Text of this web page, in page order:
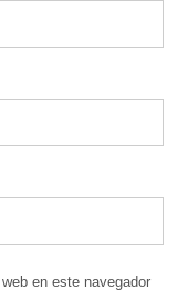
en este navegador